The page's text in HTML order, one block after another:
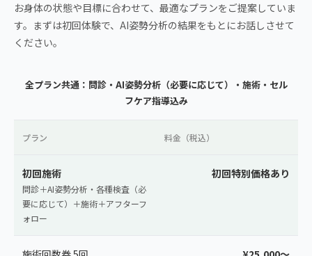
お身体の状態や目標に合わせて、最適なプランをご提案していま
す。まずは初回体験で、AI姿勢分析の結果をもとにお話しさせて
ください。
全プラン共通：問診・AI姿勢分析（必要に応じて）・施術・セル
フケア指導込み
プラン 料金（税込）
初回施術
問診＋AI姿勢分析・各種検査（必
要に応じて）＋施術＋アフターフ
ォロー
初回特別価格あり